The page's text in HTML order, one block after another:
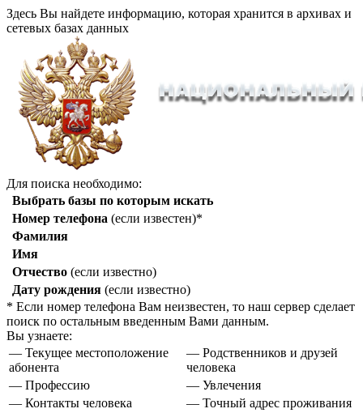
Здесь Вы найдете информацию, которая хранится в архивах и
сетевых базах данных
Для поиска необходимо:
Выбрать базы по которым искать
Номер телефона (если известен)*
Фамилия
Имя
Отчество (если известно)
Дату рождения (если известно)
* Если номер телефона Вам неизвестен, то наш сервер сделает
поиск по остальным введенным Вами данным.
Вы узнаете:
— Текущее местоположение
абонента
— Родственников и друзей
человека
— Профессию
— Увлечения
— Контакты человека
— Точный адрес проживания